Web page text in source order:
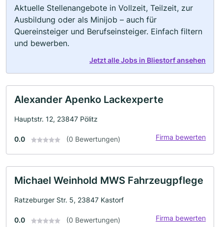
Aktuelle Stellenangebote in Vollzeit, Teilzeit, zur
Ausbildung oder als Minijob – auch für
Quereinsteiger und Berufseinsteiger. Einfach filtern
und bewerben.
Jetzt alle Jobs in Bliestorf ansehen
Alexander Apenko Lackexperte
Hauptstr. 12, 23847 Pölitz
0.0 (0 Bewertungen) Firma bewerten
Michael Weinhold MWS Fahrzeugpflege
Ratzeburger Str. 5, 23847 Kastorf
0.0 (0 Bewertungen) Firma bewerten